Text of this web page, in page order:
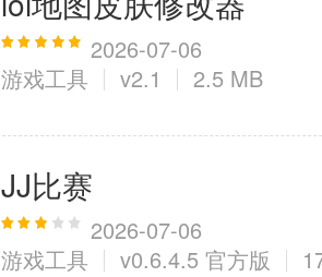
2026-07-06
游戏工具
v2.1 2.5 MB
JJ比赛
2026-07-06
游戏工具
v0.6.4.5 官方版